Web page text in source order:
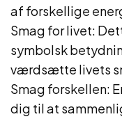
af forskellige
Smag for livet:
symbolsk
værdsætte livets
Smag forskellen:
dig til at